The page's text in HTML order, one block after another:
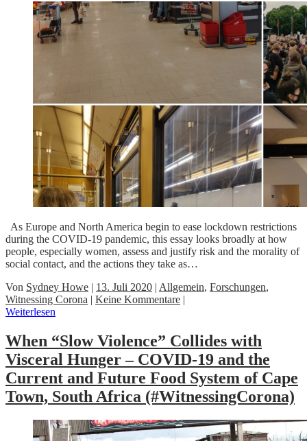
As Europe and North America begin to ease lockdown restrictions
during the COVID-19 pandemic, this essay looks broadly at how
people, especially women, assess and justify risk and the morality of
social contact, and the actions they take as…
Von Sydney Howe | 13. Juli 2020 | Allgemein, Forschungen,
Witnessing Corona | Keine Kommentare |
Weiterlesen
When “Slow Violence” Collides with
Visceral Hunger – COVID-19 and the
Current and Future Food System of Cape
Town, South Africa (#WitnessingCorona)